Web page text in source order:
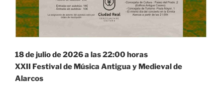
18 de julio de 2026 a las 22:00 horas
XXII Festival de Música Antigua y Medieval de
Alarcos